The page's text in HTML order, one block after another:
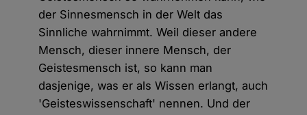
der Sinnesmensch in der Welt das
Sinnliche wahrnimmt. Weil dieser andere
Mensch, dieser innere Mensch, der
Geistesmensch ist, so kann man
dasjenige, was er als Wissen erlangt, auch
'Geisteswissenschaft' nennen. Und der